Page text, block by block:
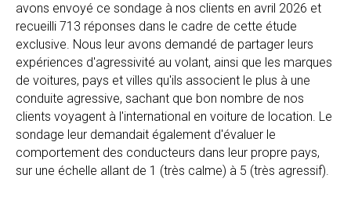
avons envoyé ce sondage à nos clients en avril 2026 et
recueilli 713 réponses dans le cadre de cette étude
exclusive. Nous leur avons demandé de partager leurs
expériences d'agressivité au volant, ainsi que les marques
de voitures, pays et villes qu'ils associent le plus à une
conduite agressive, sachant que bon nombre de nos
clients voyagent à l'international en voiture de location. Le
sondage leur demandait également d'évaluer le
comportement des conducteurs dans leur propre pays,
sur une échelle allant de 1 (très calme) à 5 (très agressif).